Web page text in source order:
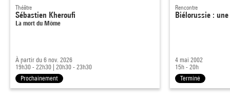
Théâtre
Sébastien Kheroufi
La mort du Môme
À partir du 6 nov. 2026
19h30 - 22h30 20h30 - 23h30
Prochainement
Rencontre
Biélorussie :
4 mai 2002
15h - 20h
Terminé